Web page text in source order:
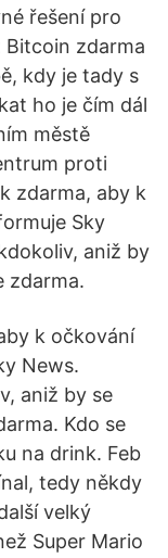
řešení pro
Bitcoin zdarma
kdy je tady s
ho je čím dál
městě
proti
zdarma, aby k
Sky
aniž by
zdarma.
k očkování
News.
aniž by se
Kdo se
na drink. Feb
tedy někdy
velký
Super Mario